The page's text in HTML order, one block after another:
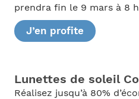
prendra fin le 9 mars à 8
J’en profite
Lunettes de soleil
Réalisez jusqu’à 80%